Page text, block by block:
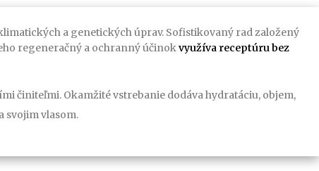
a genetických úprav. Sofistikovaný rad založený
regeneračný a ochranný účinokvyužíva receptúru bez
činiteľmi. Okamžité vstrebanie dodáva hydratáciu, objem,
svojim vlasom.